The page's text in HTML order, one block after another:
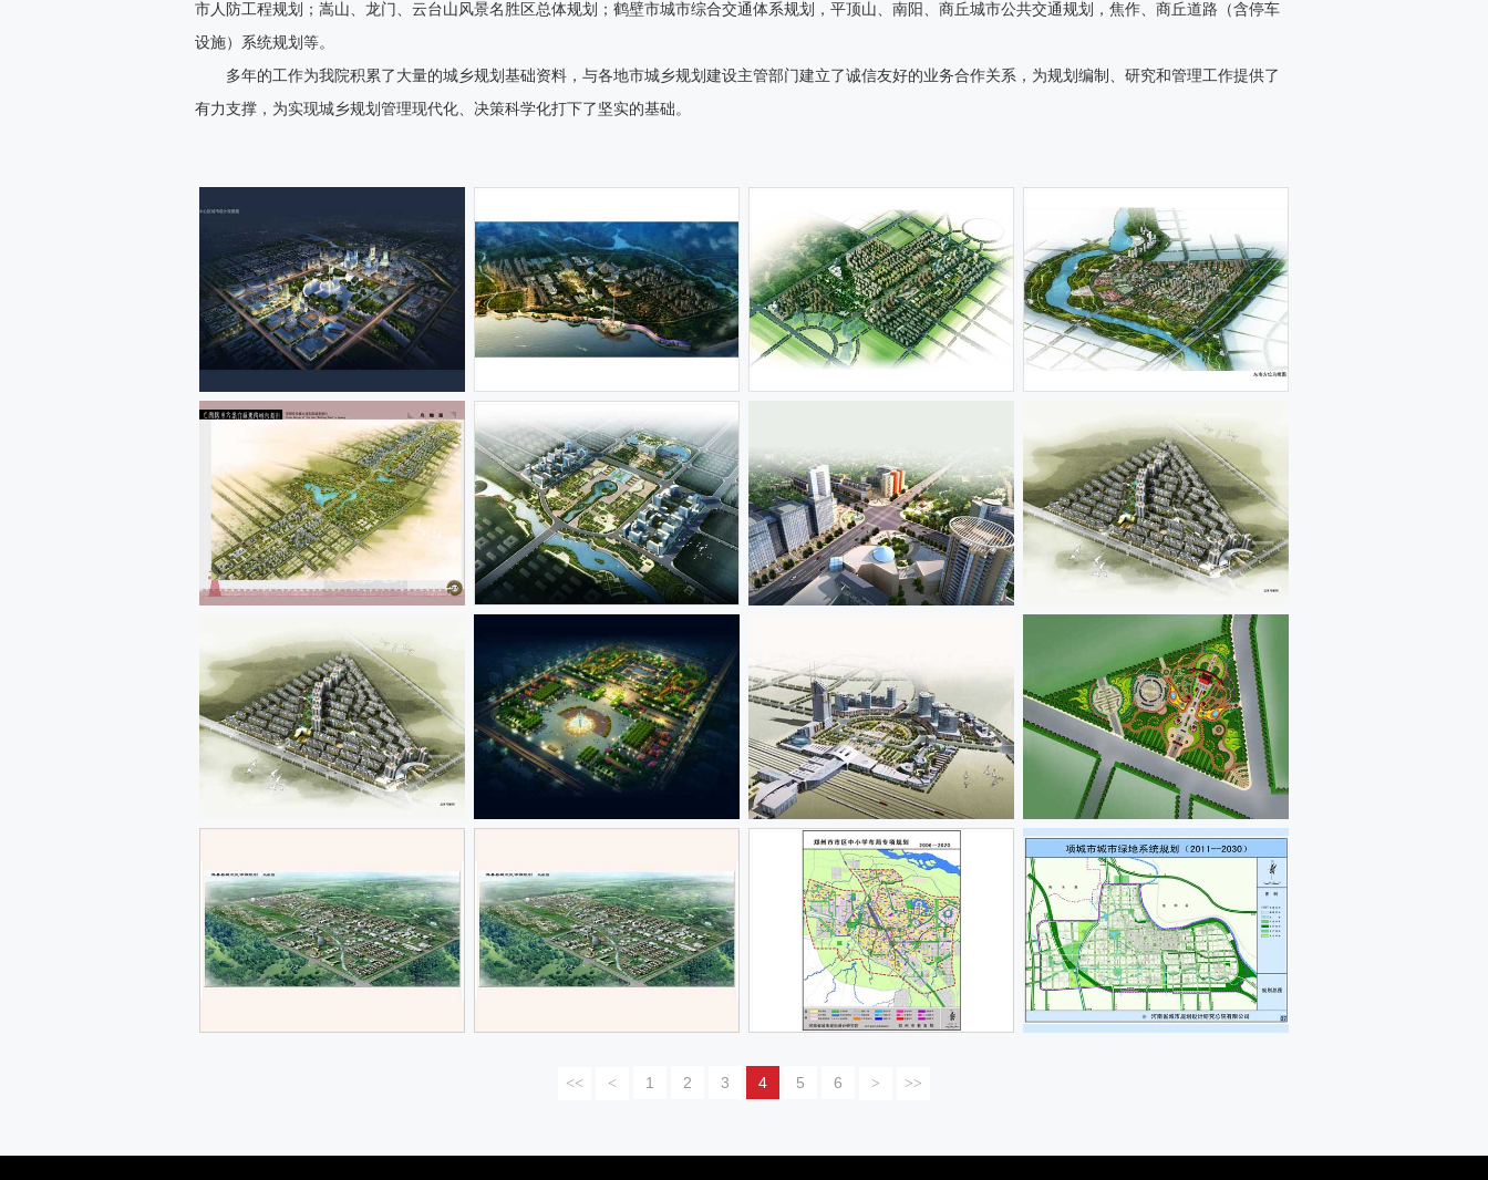
市人防工程规划；嵩山、龙门、云台山风景名胜区总体规划；鹤壁市城市综合交通体系规划，平顶山、南阳、商丘城市公共交通规划，焦作、商丘道路（含停车
设施）系统规划等。
多年的工作为我院积累了大量的城乡规划基础资料，与各地市城乡规划建设主管部门建立了诚信友好的业务合作关系，为规划编制、研究和管理工作提供了
有力支撑，为实现城乡规划管理现代化、决策科学化打下了坚实的基础。
<< < 1 2 3 4 5 6 > >>